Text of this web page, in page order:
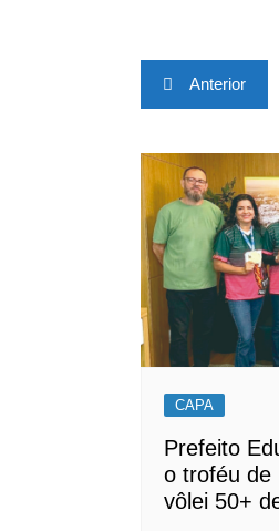
de
Post
Anterior
CAPA
Prefeito
o troféu de
vôlei 50+